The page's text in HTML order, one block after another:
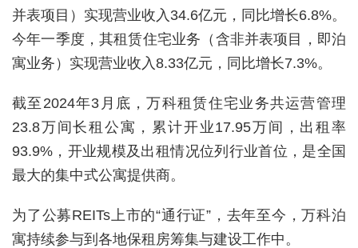
并表项目）实现营业收入34.6亿元，同比增长6.8%。
今年一季度，其租赁住宅业务（含非并表项目，即泊
寓业务）实现营业收入8.33亿元，同比增长7.3%。
截至2024年3月底，万科租赁住宅业务共运营管理
23.8万间长租公寓，累计开业17.95万间，出租率
93.9%，开业规模及出租情况位列行业首位，是全国
最大的集中式公寓提供商。
为了公募REITs上市的“通行证”，去年至今，万科泊
寓持续参与到各地保租房筹集与建设工作中。